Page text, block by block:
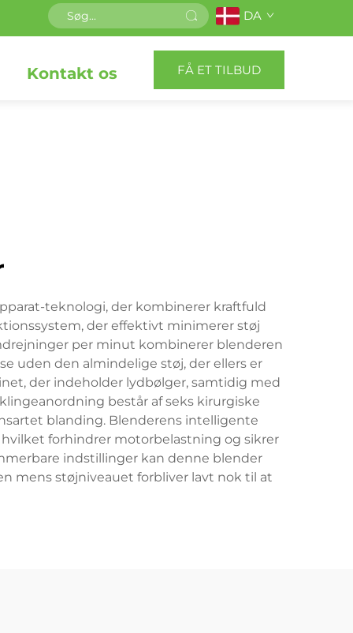
DA
Kontakt os FÅ ET TILBUD
teknologi, der kombinerer kraftfuld
der effektivt minimerer støj
per minut kombinerer blenderen
uden den almindelige støj, der ellers er
der indeholder lydbølger, samtidig med
består af seks kirurgiske
blanding. Blenderens intelligente
forhindrer motorbelastning og sikrer
indstillinger kan denne blender
mens støjniveauet forbliver lavt nok til at